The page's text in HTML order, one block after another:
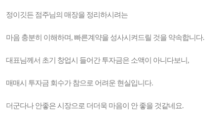
정이깃든 점주님의 매장을 정리하시려는
마음 충분히 이해하며, 빠른계약을 성사시켜드릴 것을 약속합니다.
대표님께서 초기 창업시 들어간 투자금은 소액이 아니다보니,
매매시 투자금 회수가 참으로 어려운 현실입니다.
더군다나 안좋은 시장으로 더더욱 마음이 안 좋을 것같네요.